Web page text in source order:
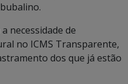
necessidade de
no ICMS Transparente,
dos que já estão